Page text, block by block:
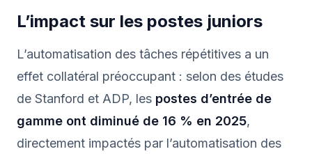
L’impact sur les postes juniors
L’automatisation des tâches répétitives a un
effet collatéral préoccupant : selon des études
de Stanford et ADP, les postes d’entrée de
gamme ont diminué de 16 % en 2025,
directement impactés par l’automatisation des